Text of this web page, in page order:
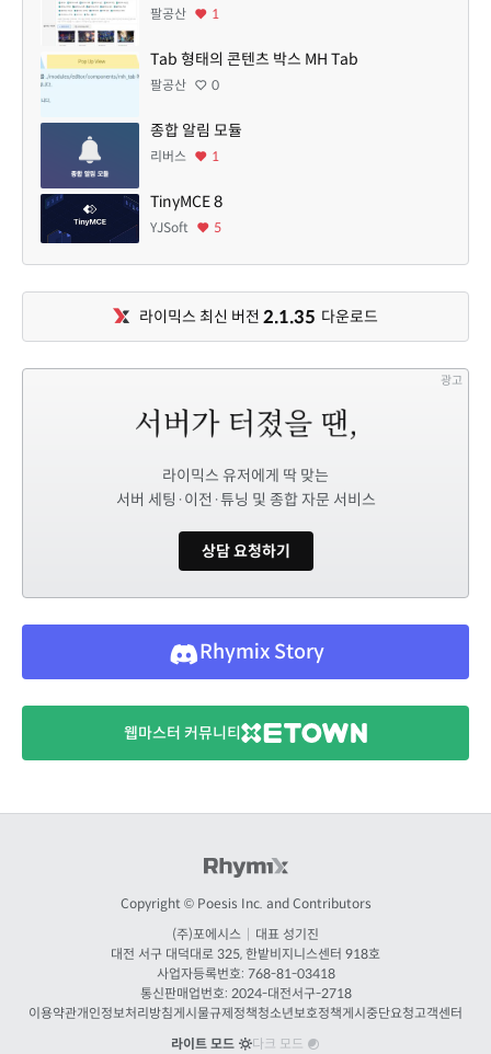
팔공산 1
Tab 형태의 콘텐츠 박스 MH Tab
팔공산 0
종합 알림 모듈
리버스 1
TinyMCE 8
YJSoft 5
라이믹스 최신 버전 2.1.35 다운로드
광고
라이믹스 유저에게 딱 맞는
서버 세팅·이전·튜닝 및 종합 자문 서비스
상담 요청하기
Rhymix Story
웹마스터 커뮤니티
Copyright © Poesis Inc. and Contributors
(주)포에시스
대표 성기진
대전 서구 대덕대로 325, 한밭비지니스센터 918호
사업자등록번호: 768-81-03418
통신판매업번호: 2024-대전서구-2718
이용약관개인정보처리방침게시물규제정책청소년보호정책게시중단요청고객센터
라이트 모드
다크 모드